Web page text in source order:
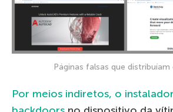
Páginas falsas que distribuíam
Por meios indiretos, o